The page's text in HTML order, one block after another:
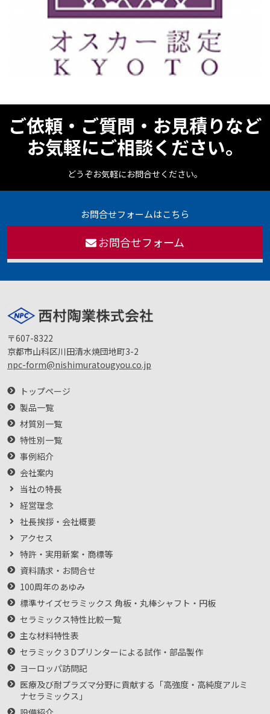
ご依頼・ご質問・お見積りなど
お気軽にご相談ください。
どうぞお気軽にお問合せください。
お問合せフォームはこちら
お問合せフォーム
〒607-8322
京都市山科区川田清水焼団地町3-2
npc-form@nishimuratougyou.co.jp
トップページ
製品一覧
材質別一覧
特性別一覧
事例紹介
会社案内
当社の特長
経営理念
社長挨拶・会社概要
アクセス
特許・実用新案・商標等
資料請求・お問合せ
100周年のあゆみ
標準サイズセラミックス 角板・丸棒シャフト・円板
セラミックス特性比較一覧
主な材料特性表
セラミック３Dプリンターによる試作・部品製作
ヨーロッパ訪問記
医療及び耐プラズマ分野に貢献する「高強度・高純度アルミ
ナセラミックス」